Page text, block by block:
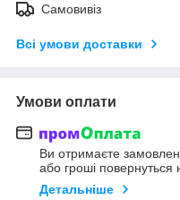
Самовивіз
Всі умови доставки
Умови оплати
Ви отримаєте
або гроші повернуться
Детальніше